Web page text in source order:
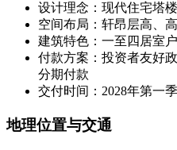
设计理念：现代住宅塔
空间布局：轩昂层高、
建筑特色：一至四居室
付款方案：投资者友好
分期付款
交付时间：2028年第一
地理位置与交通